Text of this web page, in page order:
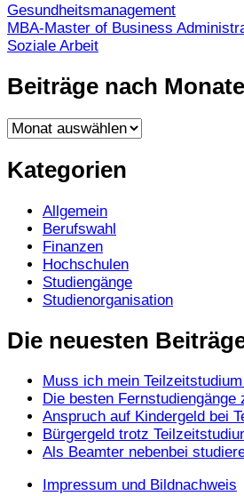
Gesundheitsmanagement
MBA-Master of Business
Soziale Arbeit
Beiträge nach
Beiträge
nach
Monaten
Kategorien
Allgemein
Berufswahl
Finanzen
Hochschulen
Studiengänge
Studienorganisation
Die neuesten
Muss ich mein
Die besten
Anspruch auf Kindergeld bei
Bürgergeld trotz
Als Beamter nebenbei
Impressum und Bildnachweis